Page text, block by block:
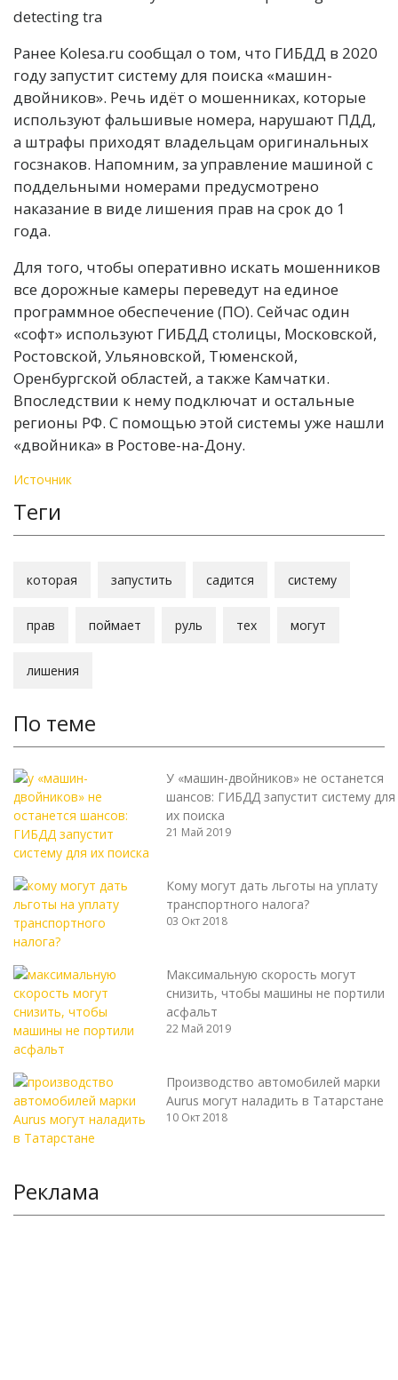
Ранее Kolesa.ru сообщал о том, что ГИБДД в 2020
году запустит систему для поиска «машин-
двойников». Речь идёт о мошенниках, которые
используют фальшивые номера, нарушают ПДД,
а штрафы приходят владельцам оригинальных
госзнаков. Напомним, за управление машиной с
поддельными номерами предусмотрено
наказание в виде лишения прав на срок до 1
года.
Для того, чтобы оперативно искать мошенников
все дорожные камеры переведут на единое
программное обеспечение (ПО). Сейчас один
«софт» используют ГИБДД столицы, Московской,
Ростовской, Ульяновской, Тюменской,
Оренбургской областей, а также Камчатки.
Впоследствии к нему подключат и остальные
регионы РФ. С помощью этой системы уже нашли
«двойника» в Ростове-на-Дону.
Источник
Теги
которая запустить садится систему
прав поймает руль тех могут
лишения
По теме
У «машин-двойников» не останется
шансов: ГИБДД запустит систему для
их поиска
21 Май 2019
Кому могут дать льготы на уплату
транспортного налога?
03 Окт 2018
Максимальную скорость могут
снизить, чтобы машины не портили
асфальт
22 Май 2019
Производство автомобилей марки
Aurus могут наладить в Татарстане
10 Окт 2018
Реклама